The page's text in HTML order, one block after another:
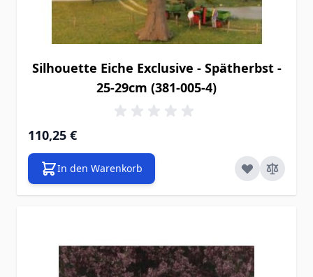
Silhouette Eiche Exclusive - Spätherbst -
25-29cm (381-005-4)
110,25 €
In den Warenkorb